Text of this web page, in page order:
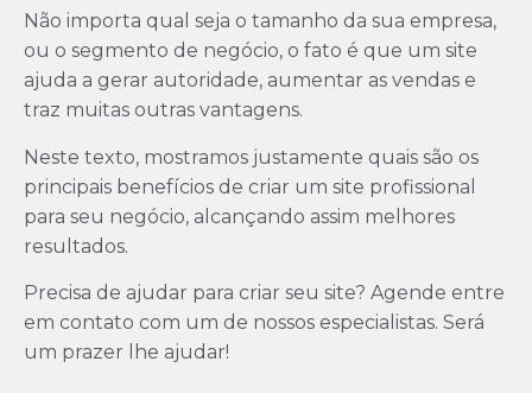
Não importa qual seja o tamanho da sua empresa,
ou o segmento de negócio, o fato é que um site
ajuda a gerar autoridade, aumentar as vendas e
traz muitas outras vantagens.
Neste texto, mostramos justamente quais são os
principais benefícios de criar um site profissional
para seu negócio, alcançando assim melhores
resultados.
Precisa de ajudar para criar seu site? Agende entre
em contato com um de nossos especialistas. Será
um prazer lhe ajudar!